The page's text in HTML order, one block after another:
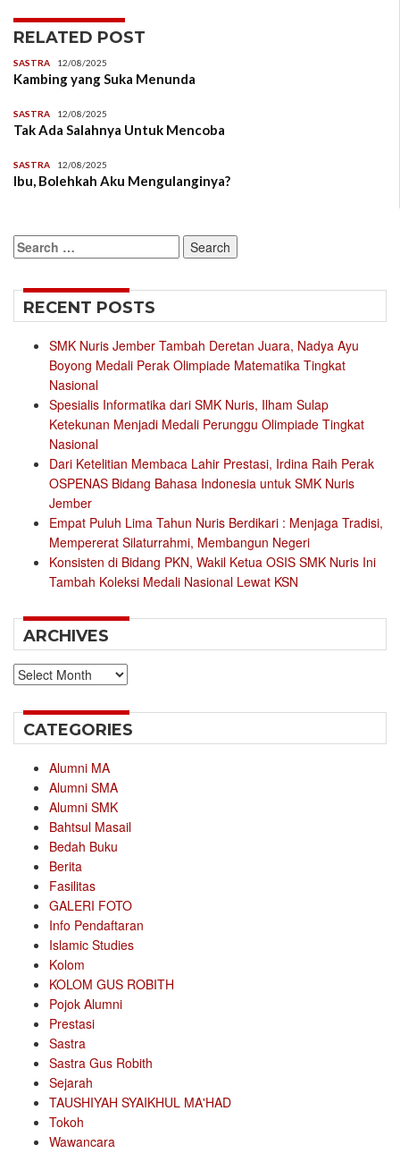
RELATED POST
SASTRA 12/08/2025
Kambing yang Suka Menunda
SASTRA 12/08/2025
Tak Ada Salahnya Untuk Mencoba
SASTRA 12/08/2025
Ibu, Bolehkah Aku Mengulanginya?
Search
for:
RECENT POSTS
SMK Nuris Jember Tambah Deretan Juara, Nadya Ayu
Boyong Medali Perak Olimpiade Matematika Tingkat
Nasional
Spesialis Informatika dari SMK Nuris, Ilham Sulap
Ketekunan Menjadi Medali Perunggu Olimpiade Tingkat
Nasional
Dari Ketelitian Membaca Lahir Prestasi, Irdina Raih Perak
OSPENAS Bidang Bahasa Indonesia untuk SMK Nuris
Jember
Empat Puluh Lima Tahun Nuris Berdikari : Menjaga Tradisi,
Mempererat Silaturrahmi, Membangun Negeri
Konsisten di Bidang PKN, Wakil Ketua OSIS SMK Nuris Ini
Tambah Koleksi Medali Nasional Lewat KSN
ARCHIVES
Archives
CATEGORIES
Alumni MA
Alumni SMA
Alumni SMK
Bahtsul Masail
Bedah Buku
Berita
Fasilitas
GALERI FOTO
Info Pendaftaran
Islamic Studies
Kolom
KOLOM GUS ROBITH
Pojok Alumni
Prestasi
Sastra
Sastra Gus Robith
Sejarah
TAUSHIYAH SYAIKHUL MA'HAD
Tokoh
Wawancara